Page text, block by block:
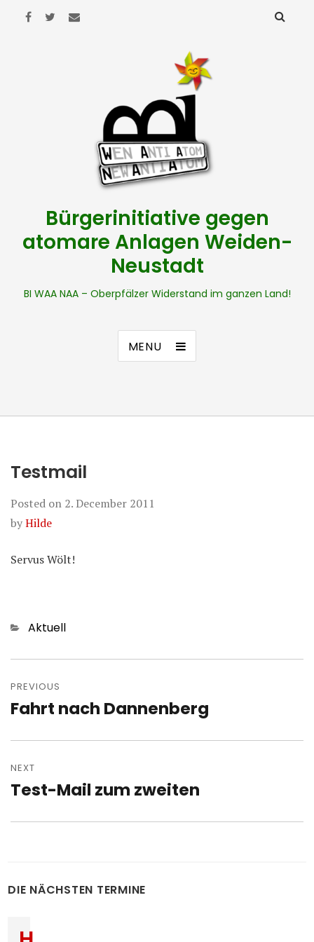
Bürgerinitiative gegen
atomare Anlagen Weiden-
Neustadt
BI WAA NAA – Oberpfälzer Widerstand im ganzen Land!
MENU
Testmail
Posted on 2. December 2011
byHilde
Servus Wölt!
Categories
Aktuell
navigation
PREVIOUS
Previous
Fahrt nach Dannenberg
NEXT
Next
Test-Mail zum zweiten
DIE NÄCHSTEN TERMINE